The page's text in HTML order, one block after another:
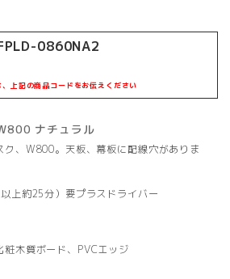
0860NA2
上記の商品コードをお伝えください
ナチュラル
ク、W800。天板、幕板に配線穴がありま
上約25分）要プラスドライバー
木質ボード、PVCエッジ